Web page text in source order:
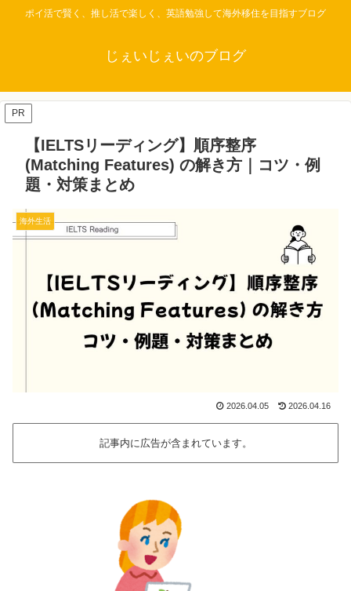
ポイ活で賢く、推し活で楽しく、英語勉強して海外移住を目指すブログ
じぇいじぇいのブログ
PR
【IELTSリーディング】順序整序
(Matching Features) の解き方｜コツ・例
題・対策まとめ
海外生活
2026.04.05 2026.04.16
記事内に広告が含まれています。